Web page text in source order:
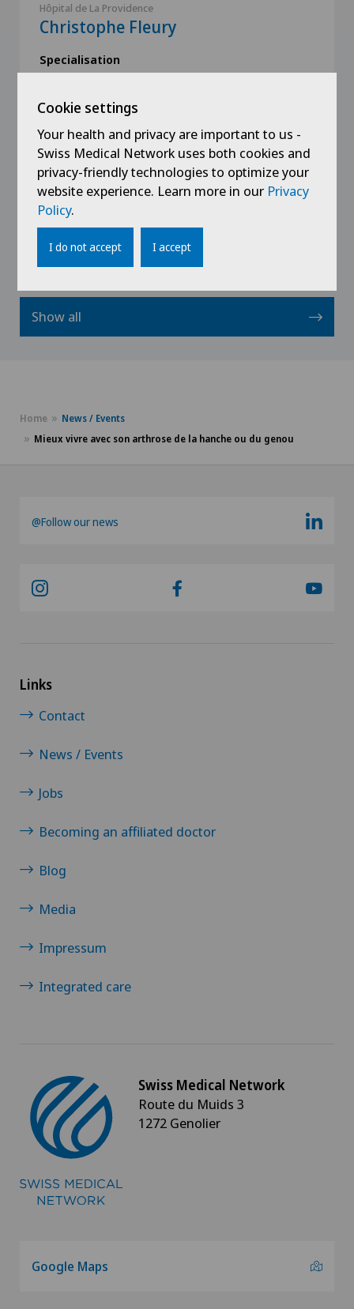
Hôpital de La Providence
Christophe Fleury
Specialisation
Show all
Home
News / Events
Mieux vivre avec son arthrose de la hanche ou du genou
@Follow our news
Links
Contact
News / Events
Jobs
Becoming an affiliated doctor
Blog
Media
Impressum
Integrated care
Swiss Medical Network
Route du Muids 3
1272 Genolier
Google Maps
Cookie settings
Your health and privacy are important to us -
Swiss Medical Network uses both cookies and
privacy-friendly technologies to optimize your
website experience. Learn more in our Privacy
Policy.
I do not accept I accept